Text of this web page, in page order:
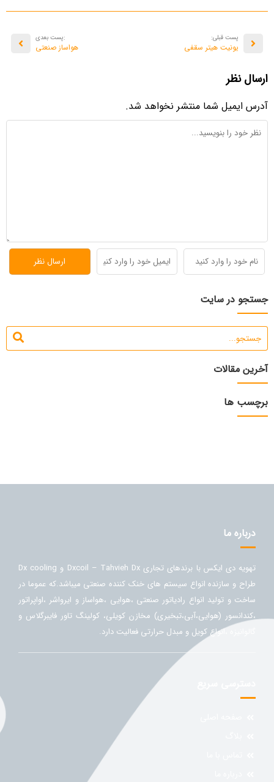
پست قبلی:
یونیت هیتر سقفی
:پست بعدی
هواساز صنعتی
ارسال نظر
آدرس ایمیل شما منتشر نخواهد شد.
جستجو در سایت
آخرین مقالات
برچسب ها
درباره ما
تهویه دی ایکس با برندهای تجاری Dxcoil – Tahvieh Dx و Dx cooling
طراح و سازنده انواع سیستم های خنک کننده صنعتی میباشد.که عموما در
ساخت و تولید انواع رادیاتور صنعتی ،هوایی ،هواساز و ایرواشر ،اواپراتور
،کندانسور (هوایی،آبی،تبخیری) مخازن کویلی، کولینگ تاور فایبرگلاس و
گالوانیزه ،انواع کویل و مبدل حرارتی فعالیت دارد.